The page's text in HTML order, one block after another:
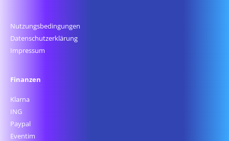
Nutzungsbedingungen
Datenschutz­erklärung
Impressum
Finanzen
Klarna
ING
Paypal
Eventim